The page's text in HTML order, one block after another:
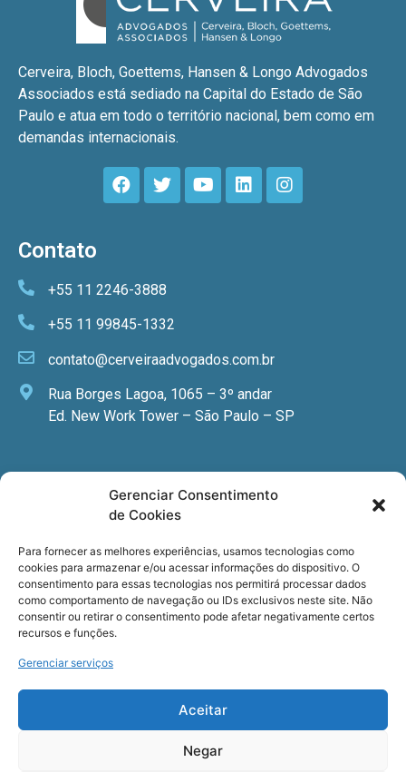
Gerenciar Consentimento
de Cookies
Para fornecer as melhores experiências, usamos tecnologias como
cookies para armazenar e/ou acessar informações do dispositivo. O
consentimento para essas tecnologias nos permitirá processar dados
como comportamento de navegação ou IDs exclusivos neste site. Não
consentir ou retirar o consentimento pode afetar negativamente certos
recursos e funções.
Gerenciar serviços
Aceitar
Negar
Cerveira, Bloch, Goettems, Hansen & Longo Advogados
Associados está sediado na Capital do Estado de São
Paulo e atua em todo o território nacional, bem como em
demandas internacionais.
Contato
+55 11 2246-3888
+55 11 99845-1332
contato@cerveiraadvogados.com.br
Rua Borges Lagoa, 1065 – 3º andar
Ed. New Work Tower – São Paulo – SP
Newsletter
especializadas, cursos e eventos?
Registre seu email.
Termos de usoe aPolítica de privacidade